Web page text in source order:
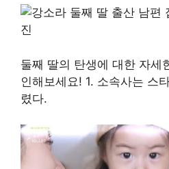
둘째 딸의 탄생에 대한 자세
인해보세요! 1. 소속사는 스
렸다.